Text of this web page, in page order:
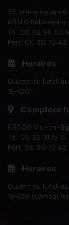
33, place centrale
65140
Tél. 05 62 96 53
Port. 06 80 73 42
Horaires
Ouvert du lundi
18H00.
Complexe
65500 Vic-en-
Tél. 05 62 31 15 15
Port. 06 80 73 42
Horaires
Ouvert du lundi
19H00 (samedi